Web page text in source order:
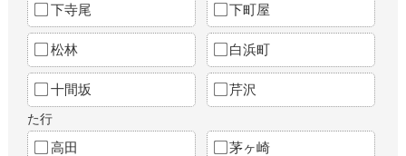
下寺尾 下町屋
松林 白浜町
十間坂 芹沢
た行
高田 茅ヶ崎